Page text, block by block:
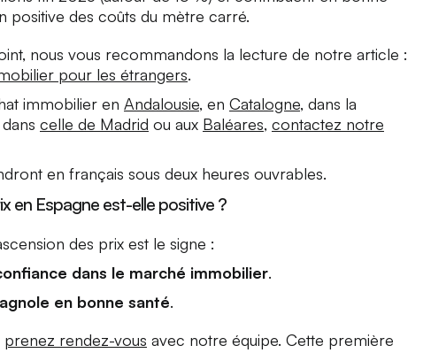
positive des coûts du mètre carré.
nous vous recommandons la lecture de notre article :
pour les étrangers.
immobilier en Andalousie, en Catalogne, dans la
dans celle de Madrid ou aux Baléares, contactez notre
en français sous deux heures ouvrables.
en Espagne est-elle positive ?
des prix est le signe :
dans le marché immobilier.
en bonne santé.
prenez rendez-vous avec notre équipe. Cette première